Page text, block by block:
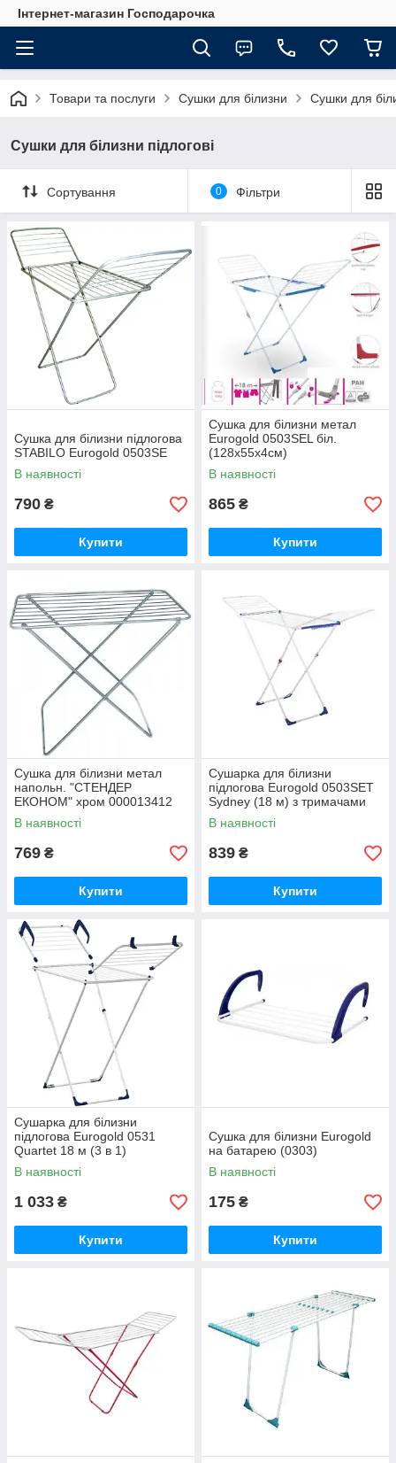
Інтернет-магазин Господарочка
Товари та послуги Сушки для білизни Сушки для
Сушки для білизни підлогові
Сортування 0 Фільтри
Сушка для білизни підлогова
STABILO Eurogold 0503SE
В наявності
790 ₴
Купити
Сушка для білизни метал
Eurogold 0503SEL біл.
(128х55х4см)
В наявності
865 ₴
Купити
Сушка для білизни метал
напольн. "СТЕНДЕР
ЕКОНОМ" хром 000013412
В наявності
769 ₴
Купити
Сушарка для білизни
підлогова Eurogold 0503SET
Sydney (18 м) з тримачами
для дрібних речей
В наявності
839 ₴
Купити
Сушарка для білизни
підлогова Eurogold 0531
Quartet 18 м (3 в 1)
В наявності
1 033 ₴
Купити
Сушка для білизни Eurogold
на батарею (0303)
В наявності
175 ₴
Купити